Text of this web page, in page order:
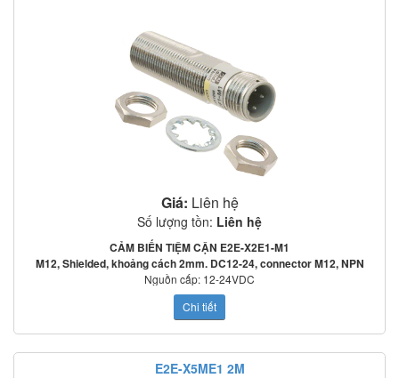
Giá: Liên hệ
Số lượng tồn: Liên hệ
CẢM BIẾN TIỆM CẬN E2E-X2E1-M1
M12, Shielded, khoảng cách 2mm. DC12-24, connector M12, NPN
Nguồn cấp: 12-24VDC
Tần số đáp ứng: 2000Hz
Mạch bảo vệ: Ngược cực cấp nguồn, quá áp tức thời, ngắn mạch ngõ ra
Nhiệt độ làm việc: -25
Tiêu chuẩn: IEC60529: IP67
HƯỚNG DẪN ĐẤU DÂY:
Chi tiết
E2E-X5ME1 2M